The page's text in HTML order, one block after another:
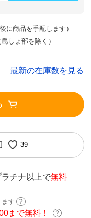
に商品を手配します）
しょ部を除く）
最新の在庫数を見る
39
チナ以上で無料
す
まで無料！